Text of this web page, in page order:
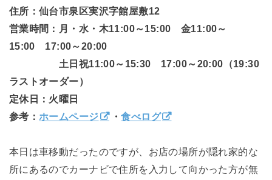
住所：仙台市泉区実沢字館屋敷12
営業時間：月・水・木11:00～15:00 金11:00～
15:00 17:00～20:00
土日祝11:00～15:30 17:00～20:00（19:30
ラストオーダー）
定休日：火曜日
参考：ホームページ ・食べログ
本日は車移動だったのですが、お店の場所が隠れ家的な
所にあるのでカーナビで住所を入力して向かった方が無